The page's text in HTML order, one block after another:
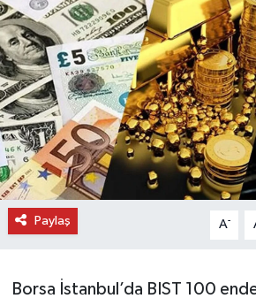
Paylaş A-
Borsa İstanbul’da BIST 100
Cide Haberleri
Daday Haberleri
Devrekani Haberleri
Doğanyurt Haberleri
Hanönü Haberleri
İhsangazi Haberleri
İnebolu Haberleri